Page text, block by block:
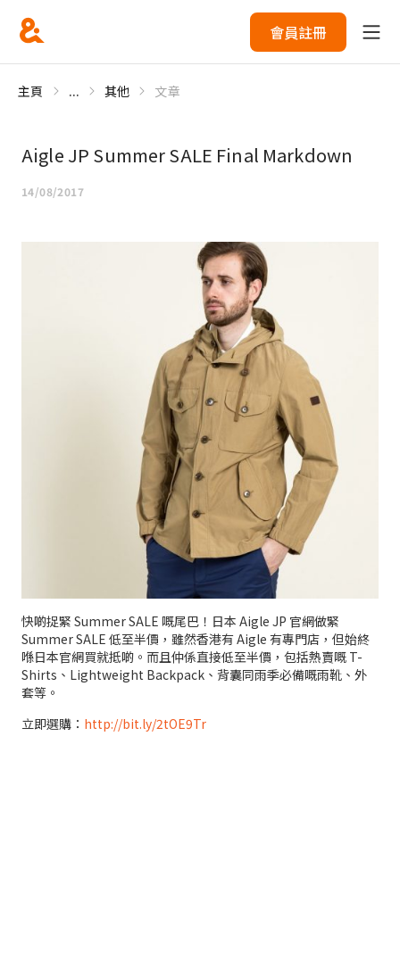
會員註冊
主頁 ... 其他 文章
Aigle JP Summer SALE Final Markdown
14/08/2017
快啲捉緊 Summer SALE 嘅尾巴！日本 Aigle JP 官網做緊
Summer SALE 低至半價，雖然香港有 Aigle 有專門店，但始終
喺日本官網買就抵啲。而且仲係直接低至半價，包括熱賣嘅 T-
Shirts、Lightweight Backpack、背囊同雨季必備嘅雨靴、外
套等。
立即選購： http://bit.ly/2tOE9Tr